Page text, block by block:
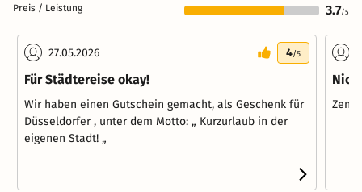
Preis / Leistung 3.7/5
27.05.2026 4/5
Für Städtereise okay!
Wir haben einen Gutschein gemacht, als Geschenk für
Düsseldorfer , unter dem Motto: „ Kurzurlaub in der
eigenen Stadt! „